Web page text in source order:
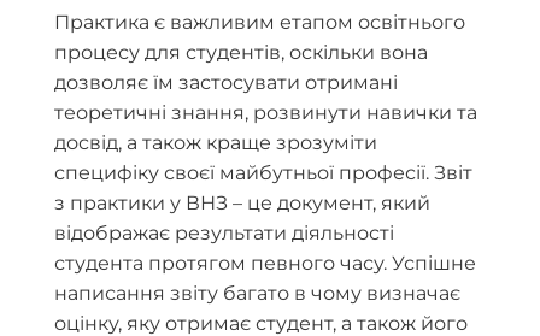
Практика є важливим етапом освітнього
процесу для студентів, оскільки вона
дозволяє їм застосувати отримані
теоретичні знання, розвинути навички та
досвід, а також краще зрозуміти
специфіку своєї майбутньої професії. Звіт
з практики у ВНЗ – це документ, який
відображає результати діяльності
студента протягом певного часу. Успішне
написання звіту багато в чому визначає
оцінку, яку отримає студент, а також його